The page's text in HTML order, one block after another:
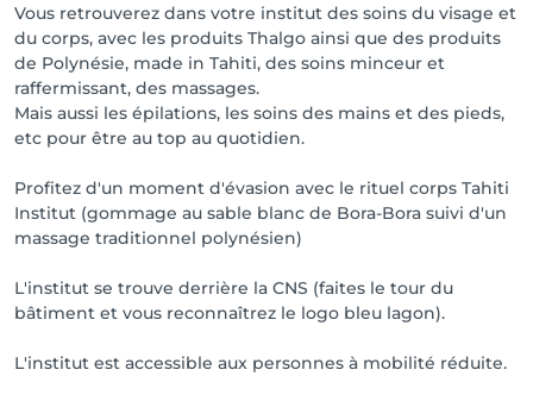
Vous retrouverez dans votre institut des soins du visage et
du corps, avec les produits Thalgo ainsi que des produits
de Polynésie, made in Tahiti, des soins minceur et
raffermissant, des massages.
Mais aussi les épilations, les soins des mains et des pieds,
etc pour être au top au quotidien.
Profitez d'un moment d'évasion avec le rituel corps Tahiti
Institut (gommage au sable blanc de Bora-Bora suivi d'un
massage traditionnel polynésien)
L'institut se trouve derrière la CNS (faites le tour du
bâtiment et vous reconnaîtrez le logo bleu lagon).
L'institut est accessible aux personnes à mobilité réduite.